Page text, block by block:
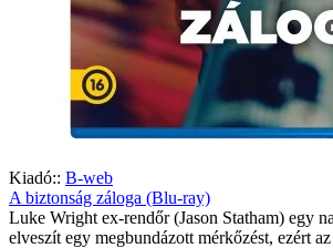
Kiadó:: B-web
A biztonság záloga (Blu-ray)
Luke Wright ex-rendőr (Jason Statham) egy
elveszít egy megbundázott mérkőzést, ezért